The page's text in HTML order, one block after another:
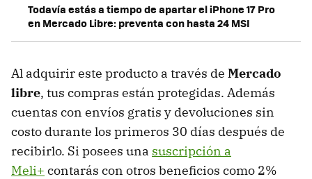
Todavía estás a tiempo de apartar el iPhone 17 Pro
en Mercado Libre: preventa con hasta 24 MSI
Al adquirir este producto a través de Mercado
libre, tus compras están protegidas. Además
cuentas con envíos gratis y devoluciones sin
costo durante los primeros 30 días después de
recibirlo. Si posees una suscripción a
Meli+ contarás con otros beneficios como 2%